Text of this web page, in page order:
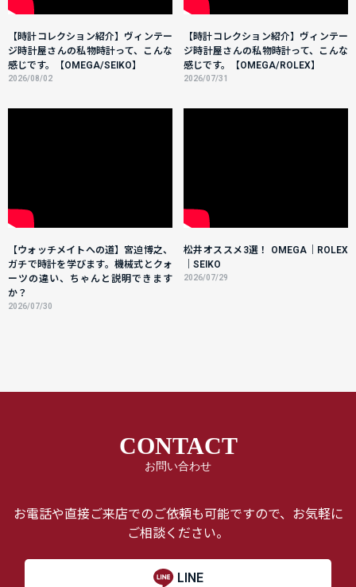
【時計コレクション紹介】ヴィンテー
ジ時計屋さんの私物時計って、こんな
感じです。【OMEGA/SEIKO】
2026/08/02
【時計コレクション紹介】ヴィンテー
ジ時計屋さんの私物時計って、こんな
感じです。【OMEGA/ROLEX】
2026/07/31
【ウォッチメイトへの道】宮迫博之、
ガチで時計を学びます。機械式とクォ
ーツの違い、ちゃんと説明できます
か？
2026/07/30
松井オススメ3選！ OMEGA｜ROLEX
｜SEIKO
2026/07/29
CONTACT
お問い合わせ
お電話や直接ご来店でのご依頼も可能ですので、お気軽に
ご相談ください。
LINE